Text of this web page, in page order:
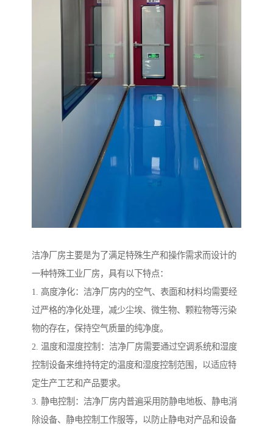
洁净厂房主要是为了满足特殊生产和操作需求而设计的
一种特殊工业厂房，具有以下特点：
1. 高度净化：洁净厂房内的空气、表面和材料均需要经
过严格的净化处理，减少尘埃、微生物、颗粒物等污染
物的存在，保持空气质量的纯净度。
2. 温度和湿度控制：洁净厂房需要通过空调系统和湿度
控制设备来维持特定的温度和湿度控制范围，以适应特
定生产工艺和产品要求。
3. 静电控制：洁净厂房内普遍采用防静电地板、静电消
除设备、静电控制工作服等，以防止静电对产品和设备